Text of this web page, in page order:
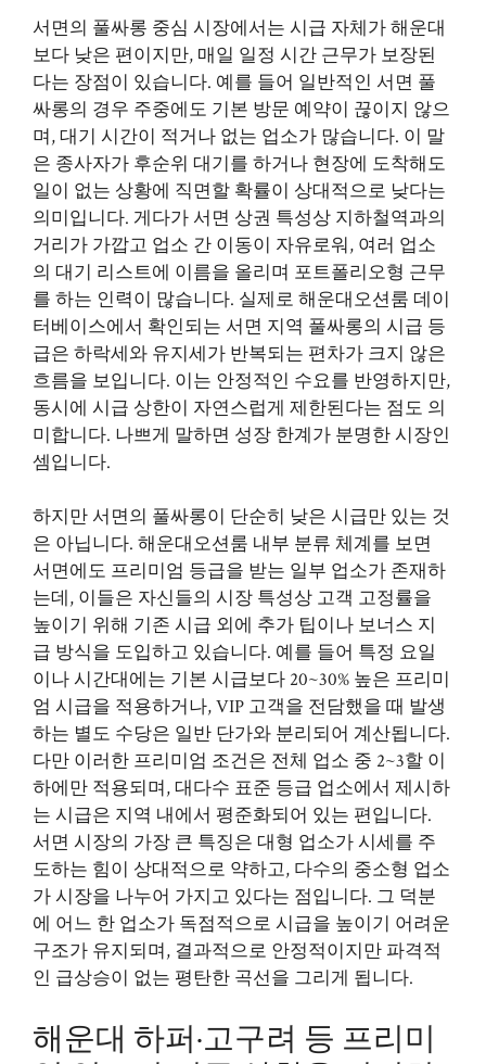
서면의 풀싸롱 중심 시장에서는 시급 자체가 해운대
보다 낮은 편이지만, 매일 일정 시간 근무가 보장된
다는 장점이 있습니다. 예를 들어 일반적인 서면 풀
싸롱의 경우 주중에도 기본 방문 예약이 끊이지 않으
며, 대기 시간이 적거나 없는 업소가 많습니다. 이 말
은 종사자가 후순위 대기를 하거나 현장에 도착해도
일이 없는 상황에 직면할 확률이 상대적으로 낮다는
의미입니다. 게다가 서면 상권 특성상 지하철역과의
거리가 가깝고 업소 간 이동이 자유로워, 여러 업소
의 대기 리스트에 이름을 올리며 포트폴리오형 근무
를 하는 인력이 많습니다. 실제로 해운대오션룸 데이
터베이스에서 확인되는 서면 지역 풀싸롱의 시급 등
급은 하락세와 유지세가 반복되는 편차가 크지 않은
흐름을 보입니다. 이는 안정적인 수요를 반영하지만,
동시에 시급 상한이 자연스럽게 제한된다는 점도 의
미합니다. 나쁘게 말하면 성장 한계가 분명한 시장인
셈입니다.
하지만 서면의 풀싸롱이 단순히 낮은 시급만 있는 것
은 아닙니다. 해운대오션룸 내부 분류 체계를 보면
서면에도 프리미엄 등급을 받는 일부 업소가 존재하
는데, 이들은 자신들의 시장 특성상 고객 고정률을
높이기 위해 기존 시급 외에 추가 팁이나 보너스 지
급 방식을 도입하고 있습니다. 예를 들어 특정 요일
이나 시간대에는 기본 시급보다 20~30% 높은 프리미
엄 시급을 적용하거나, VIP 고객을 전담했을 때 발생
하는 별도 수당은 일반 단가와 분리되어 계산됩니다.
다만 이러한 프리미엄 조건은 전체 업소 중 2~3할 이
하에만 적용되며, 대다수 표준 등급 업소에서 제시하
는 시급은 지역 내에서 평준화되어 있는 편입니다.
서면 시장의 가장 큰 특징은 대형 업소가 시세를 주
도하는 힘이 상대적으로 약하고, 다수의 중소형 업소
가 시장을 나누어 가지고 있다는 점입니다. 그 덕분
에 어느 한 업소가 독점적으로 시급을 높이기 어려운
구조가 유지되며, 결과적으로 안정적이지만 파격적
인 급상승이 없는 평탄한 곡선을 그리게 됩니다.
해운대 하퍼·고구려 등 프리미